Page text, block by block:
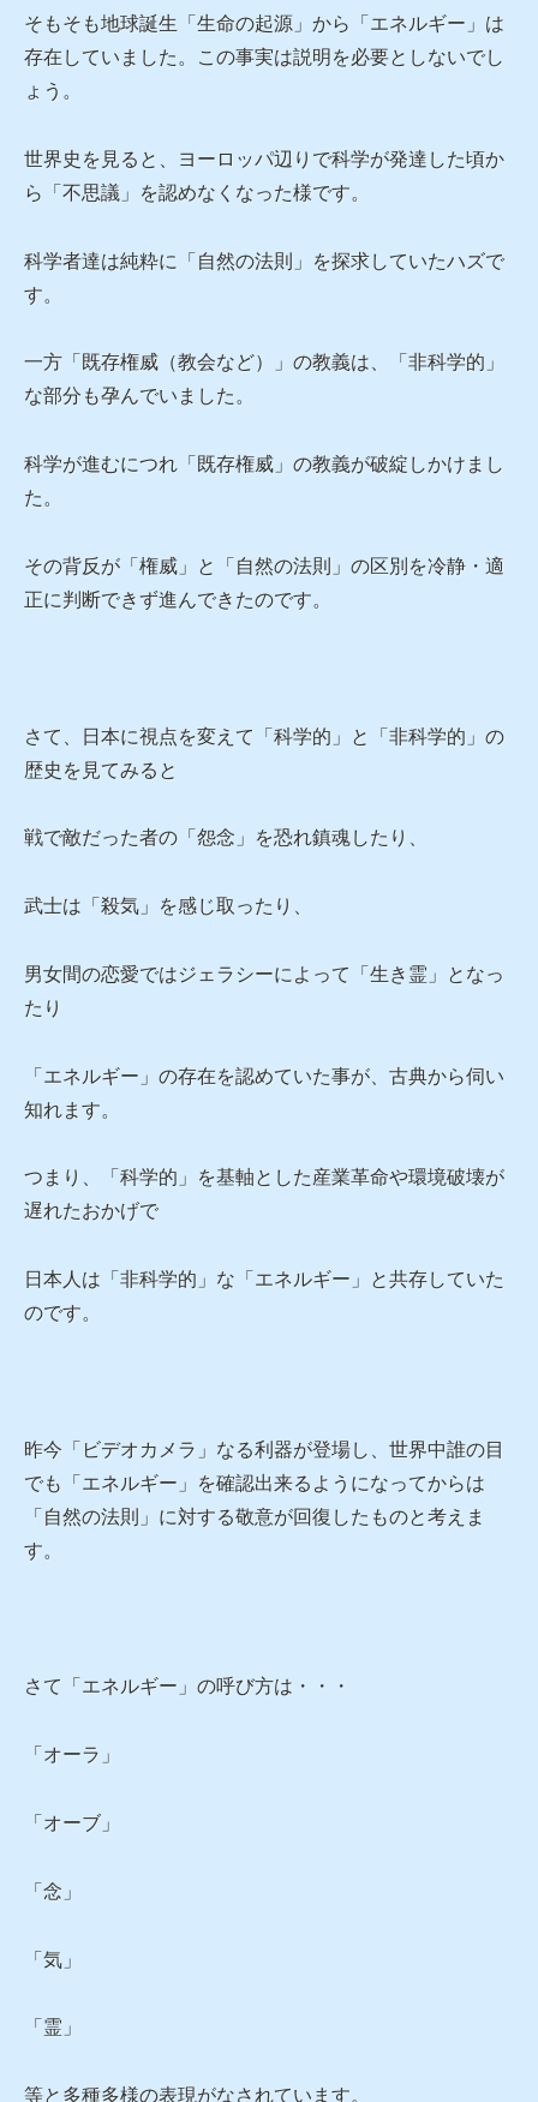
そもそも地球誕生「生命の起源」から「エネルギー」は
存在していました。この事実は説明を必要としないでし
ょう。
世界史を見ると、ヨーロッパ辺りで科学が発達した頃か
ら「不思議」を認めなくなった様です。
科学者達は純粋に「自然の法則」を探求していたハズで
す。
一方「既存権威（教会など）」の教義は、「非科学的」
な部分も孕んでいました。
科学が進むにつれ「既存権威」の教義が破綻しかけまし
た。
その背反が「権威」と「自然の法則」の区別を冷静・適
正に判断できず進んできたのです。
さて、日本に視点を変えて「科学的」と「非科学的」の
歴史を見てみると
戦で敵だった者の「怨念」を恐れ鎮魂したり、
武士は「殺気」を感じ取ったり、
男女間の恋愛ではジェラシーによって「生き霊」となっ
たり
「エネルギー」の存在を認めていた事が、古典から伺い
知れます。
つまり、「科学的」を基軸とした産業革命や環境破壊が
遅れたおかげで
日本人は「非科学的」な「エネルギー」と共存していた
のです。
昨今「ビデオカメラ」なる利器が登場し、世界中誰の目
でも「エネルギー」を確認出来るようになってからは
「自然の法則」に対する敬意が回復したものと考えま
す。
さて「エネルギー」の呼び方は・・・
「オーラ」
「オーブ」
「念」
「気」
「霊」
等と多種多様の表現がなされています。